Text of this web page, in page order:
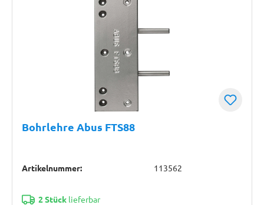
Bohrlehre Abus FTS88
Artikelnummer: 113562
2 Stücklieferbar